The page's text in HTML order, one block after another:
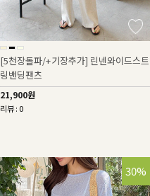
[5천장돌파/+기장추가] 린넨와이드스트
링밴딩팬츠
21,900원
리뷰 : 0
30%